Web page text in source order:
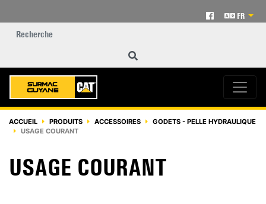
FR
ACCUEIL PRODUITS ACCESSOIRES
GODETS - PELLE HYDRAULIQUE
USAGE COURANT
USAGE COURANT